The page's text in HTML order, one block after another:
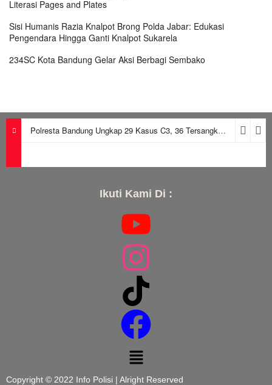
Literasi Pages and Plates
Sisi Humanis Razia Knalpot Brong Polda Jabar: Edukasi
Pengendara Hingga Ganti Knalpot Sukarela
234SC Kota Bandung Gelar Aksi Berbagi Sembako
Polresta Bandung Ungkap 29 Kasus C3, 36 Tersangka Diamankan dalam Periode Juni-Juli 2026
Ikuti Kami Di :
Copyright © 2022 Info Polisi | Alright Reserved